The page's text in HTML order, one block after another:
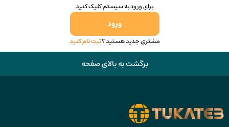
برای ورود به سیستم کلیک کنید
ورود
مشتری جدید هستید ؟ثبت نام کنید
برگشت به بالای صفحه